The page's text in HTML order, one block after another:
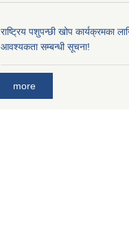
राष्ट्रिय पशुपन्छी खोप कार्यक्रमका
आवश्यकता सम्बन्धी सूचना!
more